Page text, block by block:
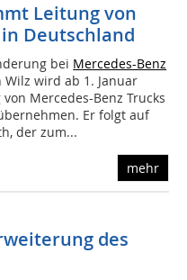
Leitung von
Deutschland
bei Mercedes-Benz
Wilz wird ab 1. Januar
Mercedes-Benz Trucks
Er folgt auf
der zum...
mehr
des